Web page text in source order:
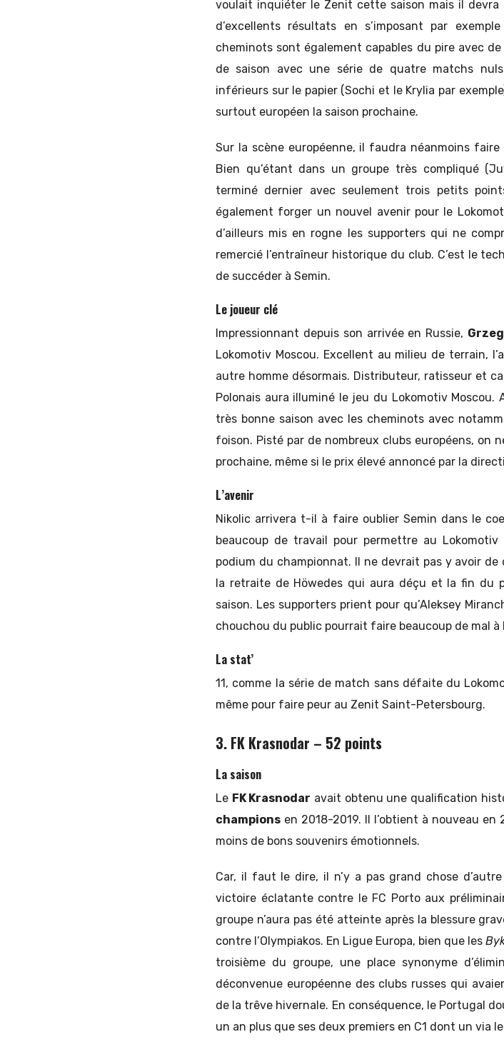
voulait inquiéter le Zenit cette saison mais il devra
d’excellents résultats en s’imposant par
cheminots sont également capables du pire avec
de saison avec une série de quatre matchs
inférieurs sur le papier (Sochi et le Krylia par
surtout européen la saison prochaine.
Sur la scène européenne, il faudra néanmoins
Bien qu’étant dans un groupe très compliqué
terminé dernier avec seulement trois petits
également forger un nouvel avenir pour le
d’ailleurs mis en rogne les supporters qui ne
remercié l’entraîneur historique du club. C’est le
de succéder à Semin.
Le joueur clé
Impressionnant depuis son arrivée en Russie,
Lokomotiv Moscou. Excellent au milieu de terrain,
autre homme désormais. Distributeur, ratisseur et
Polonais aura illuminé le jeu du Lokomotiv
très bonne saison avec les cheminots avec
foison. Pisté par de nombreux clubs européens, on
prochaine, même si le prix élevé annoncé par la
L’avenir
Nikolic arrivera t-il à faire oublier Semin dans le
beaucoup de travail pour permettre au
podium du championnat. Il ne devrait pas y avoir
la retraite de Höwedes qui aura déçu et la fin du
saison. Les supporters prient pour qu’Aleksey
chouchou du public pourrait faire beaucoup de mal à
La stat’
11, comme la série de match sans défaite du
même pour faire peur au Zenit Saint-Petersbourg.
3. FK Krasnodar – 52 points
La saison
Le FK Krasnodar avait obtenu une qualification
champions en 2018-2019. Il l’obtient à nouveau en
moins de bons souvenirs émotionnels.
Car, il faut le dire, il n’y a pas grand chose
victoire éclatante contre le FC Porto aux
groupe n’aura pas été atteinte après la blessure
contre l’Olympiakos. En Ligue Europa, bien que les
troisième du groupe, une place synonyme
déconvenue européenne des clubs russes qui
de la trêve hivernale. En conséquence, le Portugal
un an plus que ses deux premiers en C1 dont un via